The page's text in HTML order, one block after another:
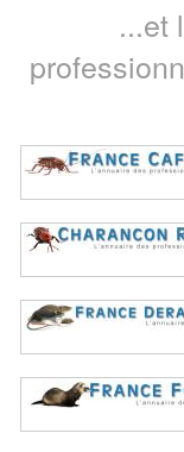
...et